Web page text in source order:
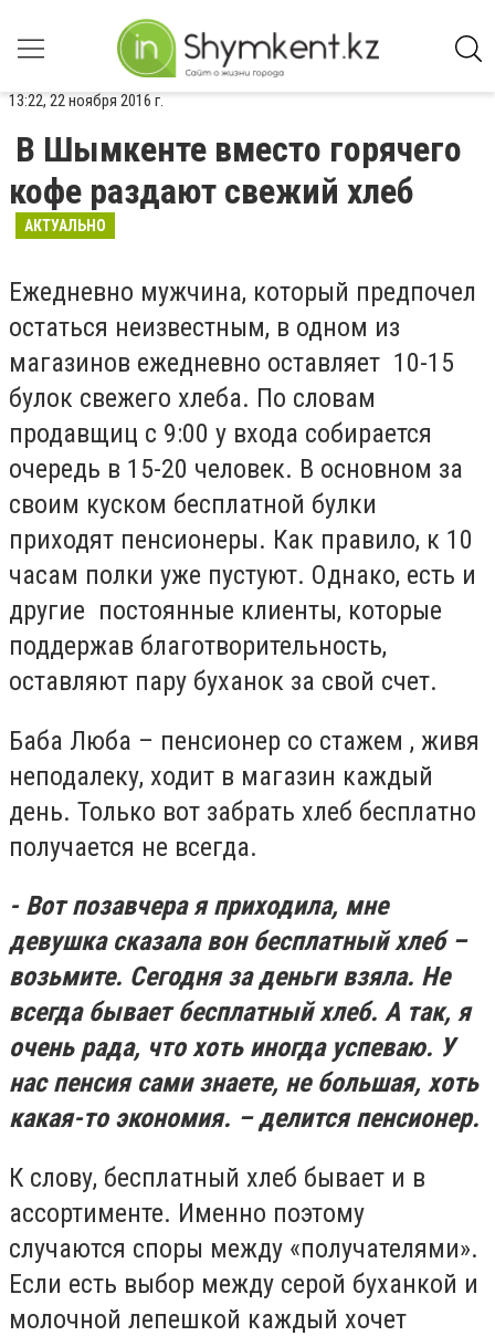
13:22, 22 ноября 2016 г.
В Шымкенте вместо горячего
кофе раздают свежий хлеб
АКТУАЛЬНО
Ежедневно мужчина, который предпочел
остаться неизвестным, в одном из
магазинов ежедневно оставляет 10-15
булок свежего хлеба. По словам
продавщиц с 9:00 у входа собирается
очередь в 15-20 человек. В основном за
своим куском бесплатной булки
приходят пенсионеры. Как правило, к 10
часам полки уже пустуют. Однако, есть и
другие постоянные клиенты, которые
поддержав благотворительность,
оставляют пару буханок за свой счет.
Баба Люба – пенсионер со стажем , живя
неподалеку, ходит в магазин каждый
день. Только вот забрать хлеб бесплатно
получается не всегда.
- Вот позавчера я приходила, мне
девушка сказала вон бесплатный хлеб –
возьмите. Сегодня за деньги взяла. Не
всегда бывает бесплатный хлеб. А так, я
очень рада, что хоть иногда успеваю. У
нас пенсия сами знаете, не большая, хоть
какая-то экономия. – делится пенсионер.
К слову, бесплатный хлеб бывает и в
ассортименте. Именно поэтому
случаются споры между «получателями».
Если есть выбор между серой буханкой и
молочной лепешкой каждый хочет